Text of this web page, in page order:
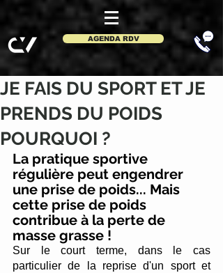
AGENDA RDV
JE FAIS DU SPORT ET JE
PRENDS DU POIDS
POURQUOI ?
La pratique sportive
régulière peut engendrer
une prise de poids... Mais
cette prise de poids
contribue à la perte de
masse grasse !
Sur le court terme, dans le cas
particulier de la reprise d'un sport et